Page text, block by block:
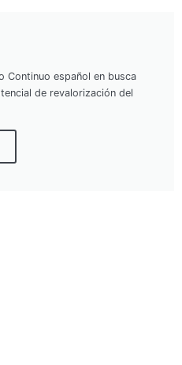
Continuo español en busca
de revalorización del